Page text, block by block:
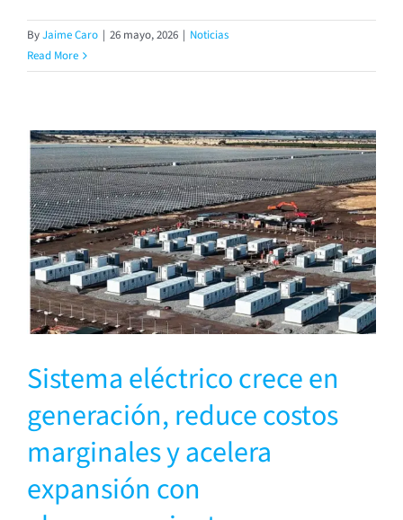
ByJaime Caro | 26 mayo, 2026 | Noticias
Read More
Sistema eléctrico crece en
generación, reduce costos
marginales y acelera
expansión con